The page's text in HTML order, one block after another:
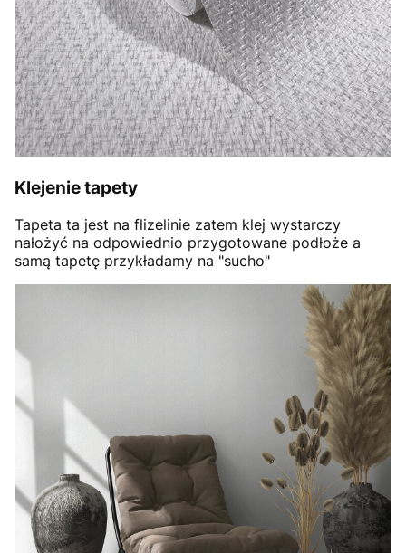
Klejenie tapety
Tapeta ta jest na flizelinie zatem klej wystarczy
nałożyć na odpowiednio przygotowane podłoże a
samą tapetę przykładamy na "sucho"